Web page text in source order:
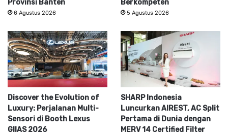
Provinsi Banten
6 Agustus 2026
Berkompeten
5 Agustus 2026
Discover the Evolution of
Luxury: Perjalanan Multi-
Sensori di Booth Lexus
GIIAS 2026
SHARP Indonesia
Luncurkan AIREST, AC Split
Pertama di Dunia dengan
MERV 14 Certified Filter